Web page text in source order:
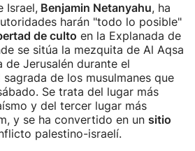
Israel, Benjamin Netanyahu, ha
harán "todo lo posible"
de culto en la Explanada de
se sitúa la mezquita de Al Aqsa
Jerusalén durante el
de los musulmanes que
Se trata del lugar más
y del tercer lugar más
y se ha convertido en un sitio
palestino-israelí.